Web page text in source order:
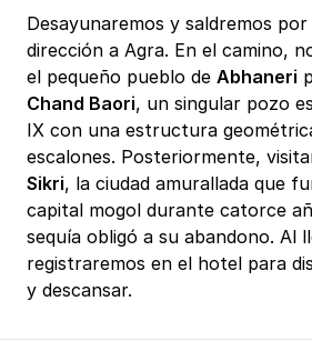
Desayunaremos y saldremos
dirección a Agra. En el camino,
el pequeño pueblo de Abhaneri
Chand Baori, un singular pozo
IX con una estructura
escalones. Posteriormente,
Sikri, la ciudad amurallada que
capital mogol durante catorce
sequía obligó a su abandono. Al
registraremos en el hotel para
y descansar.